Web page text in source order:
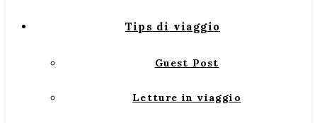
Tips di viaggio
Guest Post
Letture in viaggio